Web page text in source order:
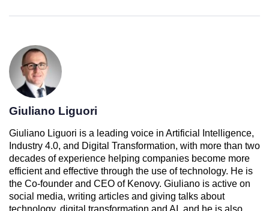
Giuliano Liguori
Giuliano Liguori is a leading voice in Artificial Intelligence,
Industry 4.0, and Digital Transformation, with more than two
decades of experience helping companies become more
efficient and effective through the use of technology. He is
the Co-founder and CEO of Kenovy. Giuliano is active on
social media, writing articles and giving talks about
technology, digital transformation and AI, and he is also